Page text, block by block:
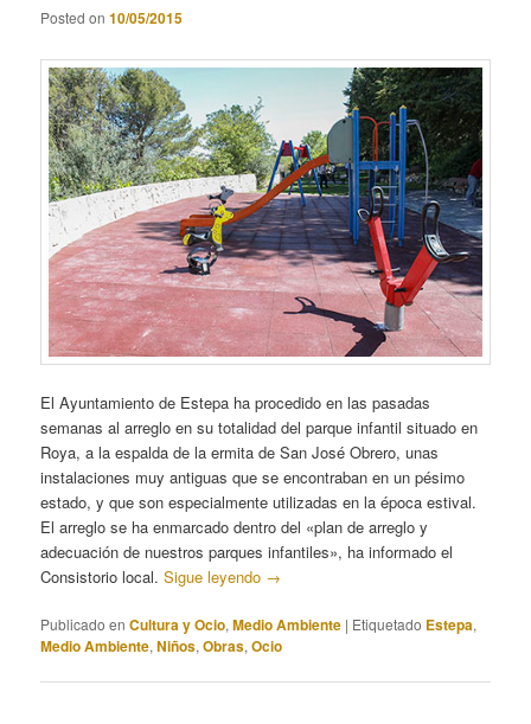
Posted on10/05/2015
El Ayuntamiento de Estepa ha procedido en las pasadas
semanas al arreglo en su totalidad del parque infantil situado en
Roya, a la espalda de la ermita de San José Obrero, unas
instalaciones muy antiguas que se encontraban en un pésimo
estado, y que son especialmente utilizadas en la época estival.
El arreglo se ha enmarcado dentro del «plan de arreglo y
adecuación de nuestros parques infantiles», ha informado el
Consistorio local.Sigue leyendo →
Publicado en Cultura y Ocio,Medio Ambiente | Etiquetado Estepa,
Medio Ambiente,Niños,Obras,Ocio